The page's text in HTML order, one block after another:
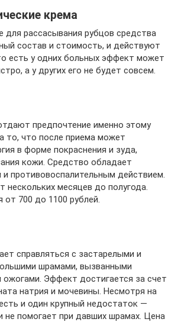
крема
для рассасывания рубцов средства
состав и стоимость, и действуют
есть у одних больных эффект может
а у других его не будет совсем.
предпочтение именно этому
то, что после приема может
в форме покраснения и зуда,
кожи. Средство обладает
противовоспалительным действием.
нескольких месяцев до полугода.
от 700 до 1100 рублей.
справляться с застарелыми и
шрамами, вызванными
Эффект достигается за счет
натрия и мочевины. Несмотря на
и один крупный недостаток —
не помогает при давших шрамах. Цена